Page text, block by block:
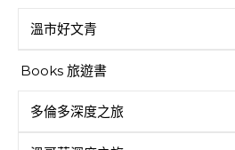
溫市好文青
Books 旅遊書
多倫多深度之旅